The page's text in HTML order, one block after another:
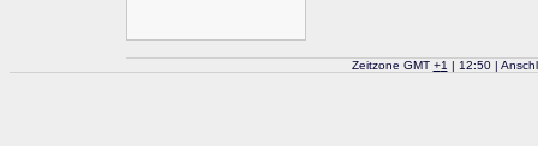
Zeitzone GMT +1 | 12:50 |